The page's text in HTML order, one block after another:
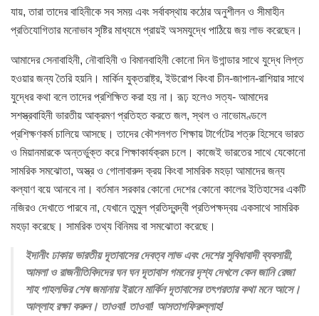
যায়, তারা তাদের বাহিনীকে সব সময় এবং সর্বাবস্থায় কঠোর অনুশীলন ও সীমাহীন
প্রতিযোগিতার মনোভাব সৃষ্টির মাধ্যমে প্রায়ই অসমযুদ্ধে পাঠিয়ে জয় লাভ করেছেন।
আমাদের সেনাবাহিনী, নৌবাহিনী ও বিমানবাহিনী কোনো দিন উগান্ডার সাথে যুদ্ধে লিপ্ত
হওয়ার জন্য তৈরি হয়নি। মার্কিন যুক্তরাষ্ট্র, ইউরোপ কিংবা চীন-জাপান-রাশিয়ার সাথে
যুদ্ধের কথা বলে তাদের প্রশিক্ষিত করা হয় না। রূঢ় হলেও সত্য- আমাদের
সশস্ত্রবাহিনী ভারতীয় আক্রমণ প্রতিহত করতে জল, স্থল ও নাভোমণ্ডলে
প্রশিক্ষণকর্ম চালিয়ে আসছে। তাদের কৌশলগত শিক্ষায় টার্গেটের শত্রু হিসেবে ভারত
ও মিয়ানমারকে অন্তর্ভুক্ত করে শিক্ষাকার্যক্রম চলে। কাজেই ভারতের সাথে যেকোনো
সামরিক সমঝোতা, অস্ত্র ও গোলাবারুদ ক্রয় কিংবা সামরিক মহড়া আমাদের জন্য
কল্যাণ বয়ে আনবে না। বর্তমান সরকার কোনো দেশের কোনো কালের ইতিহাসের একটি
নজিরও দেখাতে পারবে না, যেখানে তুমুল প্রতিদ্বন্দ্বী প্রতিপক্ষদ্বয় একসাথে সামরিক
মহড়া করেছে। সামরিক তথ্য বিনিময় বা সমঝোতা করেছে।
ইদানীং ঢাকায় ভারতীয় দূতাবাসের দেবত্ব লাভ এবং দেশের সুবিধাবাদী ব্যবসায়ী,
আমলা ও রাজনীতিবিদদের ঘন ঘন দূতাবাস গমনের দৃশ্য দেখলে কেন জানি রেজা
শাহ পাহলভির শেষ জমানায় ইরানে মার্কিন দূতাবাসের তৎপরতার কথা মনে আসে।
আল্লাহ রক্ষা করুন। তাওবা! তাওবা! আসতাগফিরুল্লাহ!